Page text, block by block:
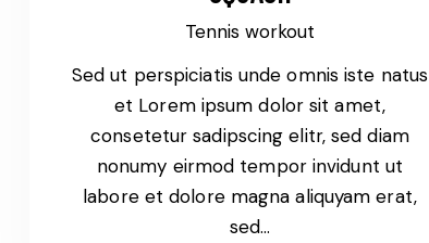
Tennis workout
Sed ut perspiciatis unde omnis iste natus
et Lorem ipsum dolor sit amet,
consetetur sadipscing elitr, sed diam
nonumy eirmod tempor invidunt ut
labore et dolore magna aliquyam erat,
sed…